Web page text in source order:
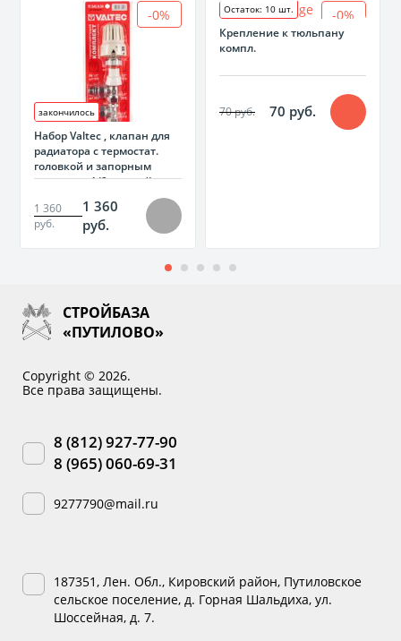
-0%
закончилось
Набор Valtec , клапан для
радиатора с термостат.
головкой и запорным
клапаном 1/2 угловой
1 360
руб.
1 360
руб.
-0%
Остаток: 10 шт.
Крепление к тюльпану
компл.
70 руб. 70 руб.
СТРОЙБАЗА
«ПУТИЛОВО»
Copyright © 2026.
Все права защищены.
8 (812) 927-77-90
8 (965) 060-69-31
9277790@mail.ru
187351, Лен. Обл., Кировский район, Путиловское
сельское поселение, д. Горная Шальдиха, ул.
Шоссейная, д. 7.